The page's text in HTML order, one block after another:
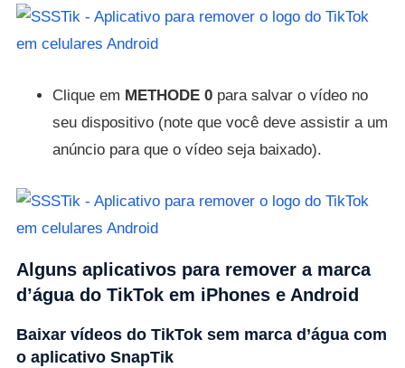
Clique em METHODE 0 para salvar o vídeo no
seu dispositivo (note que você deve assistir a um
anúncio para que o vídeo seja baixado).
Alguns aplicativos para remover a marca
d’água do TikTok em iPhones e Android
Baixar vídeos do TikTok sem marca d’água com
o aplicativo SnapTik